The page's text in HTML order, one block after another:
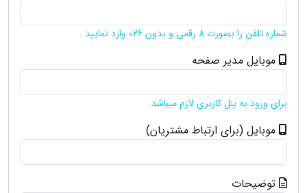
شماره تلفن را بصورت 8 رقمی و بدون 026 وارد نمایید .
موبایل مدیر صفحه
برای ورود به پنل کاربری لازم میباشد.
موبایل (برای ارتباط مشتریان)
توضیحات